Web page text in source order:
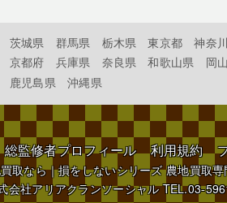
茨城県 群馬県 栃木県 東京都 神奈
京都府 兵庫県 奈良県 和歌山県 岡
鹿児島県 沖縄県
総監修者プロフィール 利用規約
取なら｜損をしないシリーズ 農地買取
会社アリアクランソーシャルTEL.03-